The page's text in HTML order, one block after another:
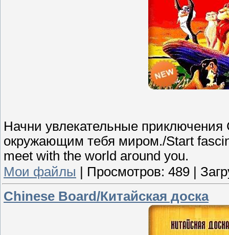
Начни увлекательные
окружающим тебя миром./Start
meet with the world around you.
Мои файлы
Просмотров: 489
Chinese Board/Китайская доска